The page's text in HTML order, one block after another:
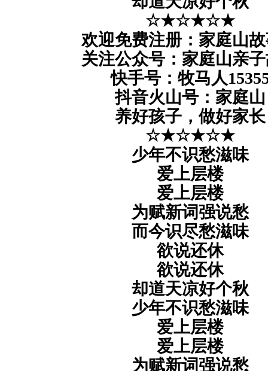
☆★☆★☆★
欢迎免费注册：家庭山
关注公众号：家庭山亲
快手号：牧马人
抖音火山号：家庭山
养好孩子，做好家长
☆★☆★☆★
少年不识愁滋味
爱上层楼
爱上层楼
为赋新词强说愁
而今识尽愁滋味
欲说还休
欲说还休
却道天凉好个秋
少年不识愁滋味
爱上层楼
爱上层楼
为赋新词强说愁